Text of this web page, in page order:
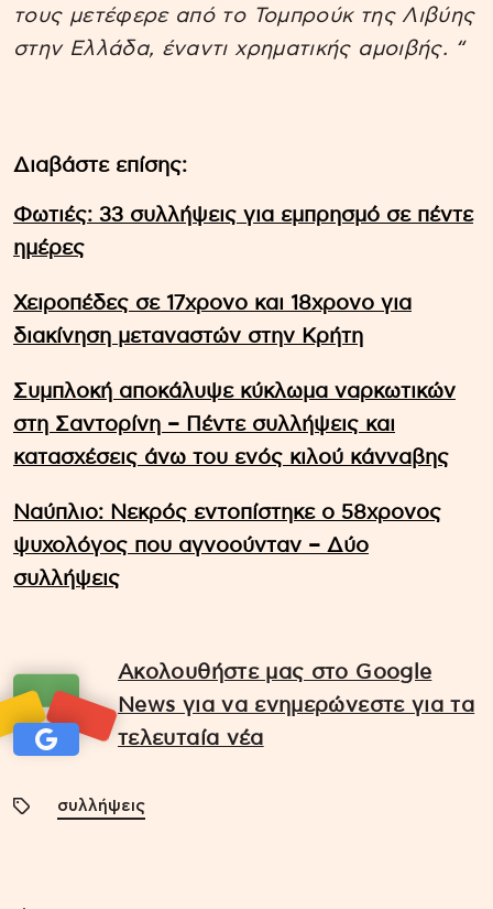
τους μετέφερε από το Τομπρούκ της Λιβύης
στην Ελλάδα, έναντι χρηματικής αμοιβής. “
Διαβάστε επίσης:
Φωτιές: 33 συλλήψεις για εμπρησμό σε πέντε
ημέρες
Χειροπέδες σε 17χρονο και 18χρονο για
διακίνηση μεταναστών στην Κρήτη
Συμπλοκή αποκάλυψε κύκλωμα ναρκωτικών
στη Σαντορίνη – Πέντε συλλήψεις και
κατασχέσεις άνω του ενός κιλού κάνναβης
Ναύπλιο: Νεκρός εντοπίστηκε ο 58χρονος
ψυχολόγος που αγνοούνταν – Δύο
συλλήψεις
Ακολουθήστε μας στο Google
News για να ενημερώνεστε για τα
τελευταία νέα
συλλήψεις